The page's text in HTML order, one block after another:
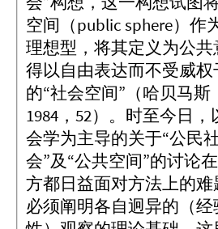
空间（public sphere）作
理想型，将其定义为公共
得以自由表达而不受威权
的“社会空间”（哈贝马斯
1984，52）。时至今日，
会学为主导的关于“公民
会”及“公共空间”的讨论
方都日益面对方法上的难
必须阐明各自迥异的（经